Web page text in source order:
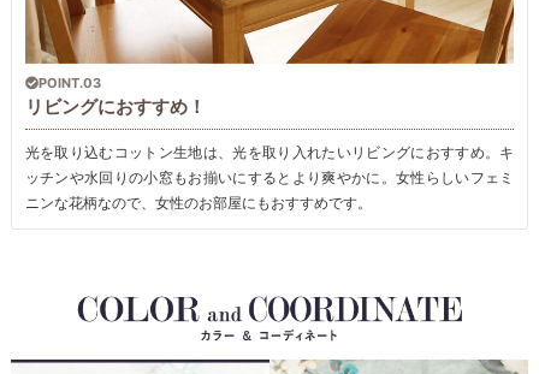
POINT.03
リビングにおすすめ！
光を取り込むコットン生地は、光を取り入れたいリビングにおすすめ。キ
ッチンや水回りの小窓もお揃いにするとより爽やかに。女性らしいフェミ
ニンな花柄なので、女性のお部屋にもおすすめです。